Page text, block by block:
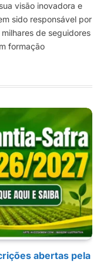
visão inovadora e
sido responsável por
de seguidores
formação
abertas pela